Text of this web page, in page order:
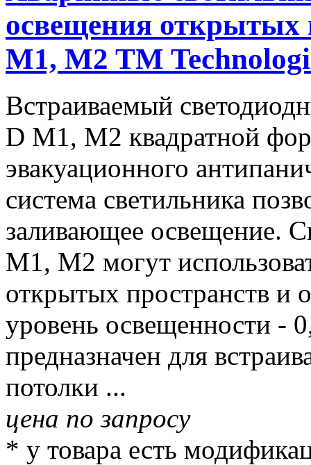
освещения открытых
M1, M2 TM
Встраиваемый
D M1, M2 квадратной
эвакуационного
система светильника
заливающее освещение.
M1, M2 могут
открытых пространств и
уровень освещенности -
предназначен для
потолки ...
цена по запросу
* у товара есть